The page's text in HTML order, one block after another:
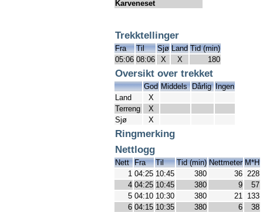
Karveneset
Trekktellinger
Fra Til Sjø Land Tid (min)
05:06 08:06 X X 180
Oversikt over trekket
God Middels Dårlig Ingen
Land
X
Terreng
X
Sjø
X
Ringmerking
Nettlogg
Nett Fra Til Tid (min) Nettmeter M*H
1 04:25 10:45 380 36 228
4 04:25 10:45 380 9
57
5 04:10 10:30 380 21 133
6 04:15 10:35 380 6
38